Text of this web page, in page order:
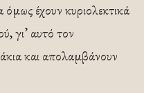
έχουν κυριολεκτικά
γι’ αυ­τό τον
και απολαμβάνουν